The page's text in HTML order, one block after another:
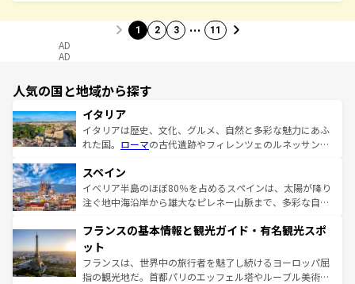
1 2 3 … 11
AD
AD
人気の国と地域から探す
イタリア
イタリアは歴史、文化、グルメ、自然と多彩な魅力にあふ
れた国。 ローマの古代遺跡やフィレンツェのルネッサンス
ろん、トスカーナの美しい田園風景やアマルフィ海岸の絶
景など、自然景観も見逃せない。観光の合間には、本場の
ピザやパスタなど、絶品のイタリア料理を堪能することも
ませてくれるイタリアで、忘れられない旅をしてみよう！
なお、新着のイタリア情報は
しい。
スペイン
イベリア半島のほぼ80％を占めるスペインは、太陽が降り
注ぐ地中海沿岸から雄大なピレネー山脈まで、多彩な自然
文化が根付くこの国では、情熱的なフラメンコ、熱気あふ
れる闘牛、そして美味しいタパスが生活の一部となってい
る。首都マドリードの洗練された雰囲気や、バルセロナの
アートに溢れた街角から、地方では古代ローマ遺跡や中世
フランスの基本情報と観光ガイド・有名観光スポ
ット
フランスは、世界中の旅行者を魅了し続けるヨーロッパ屈
指の観光地だ。首都パリのエッフェル塔やルーブル美術館